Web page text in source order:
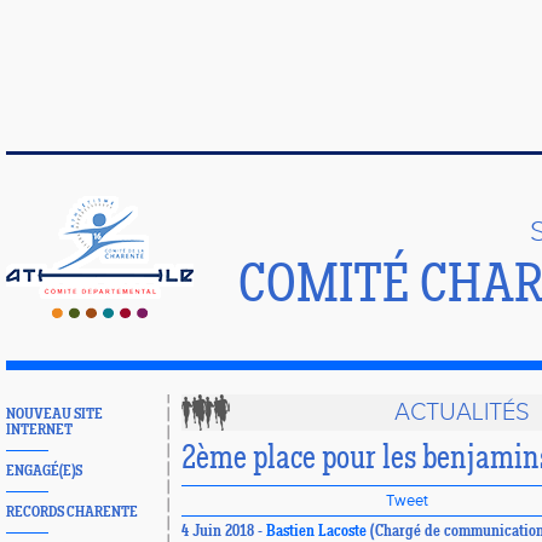
COMITÉ
NOUVEAU SITE
INTERNET
ENGAGÉ(E)S
RECORDS CHARENTE
ACTUALITÉS
2ème place pour les
Tweet
4 Juin 2018 - Bastien Lacoste (Chargé de